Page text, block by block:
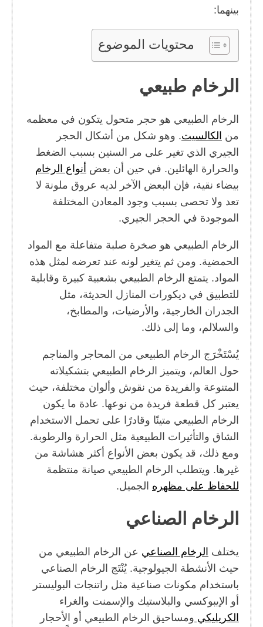
بينهما:
محتويات الموضوع
الرخام طبيعي
الرخام الطبيعي هو حجر متحول يتكون في معظمه
من الكالسيت. وهو شكل من أشكال الحجر
الجيري الذي تغير على مر السنين بسبب الضغط
والحرارة الهائلين. في حين أن بعض أنواع الرخام
بيضاء نقية، فإن البعض الآخر لديه عروق ملونة لا
تعد ولا تحصى بسبب وجود المعادن المختلفة
الموجودة في الحجر الجيري.
الرخام الطبيعي هو صخرة صلبة متفاعلة مع المواد
الحمضية. ومن ثم يتغير لونه عند تعرضه لمثل هذه
المواد. يتمتع الرخام الطبيعي بشعبية كبيرة وقابلية
للتطبيق في ديكورات المنازل الحديثة، مثل
الجدران الخارجية، والأرضيات، والمطابخ،
والسلالم، وما إلى ذلك.
يُسْتَخْرَج الرخام الطبيعي من المحاجر والمناجم
حول العالم، ويتميز الرخام الطبيعي بتشكيلاته
المتنوعة والفريدة من نقوش وألوان مختلفة، حيث
يعتبر كل قطعة فريدة من نوعها. عادة ما يكون
الرخام الطبيعي متينًا وقادرًا على تحمل الاستخدام
الشاق والتأثيرات الطبيعية مثل الحرارة والرطوبة.
ومع ذلك، قد يكون بعض الأنواع أكثر هشاشة من
غيرها. ويتطلب الرخام الطبيعي صيانة منتظمة
للحفاظ على مظهره الجميل.
الرخام الصناعي
يختلف الرخام الصناعي عن الرخام الطبيعي من
حيث الأنشطة الجيولوجية. يُنْتَج الرخام الصناعي
باستخدام مكونات صناعية مثل راتنجات البوليستر
أو الإيبوكسي والبلاستيك والإسمنت والغراء
الكريليكي ومساحيق الرخام الطبيعي أو الأحجار